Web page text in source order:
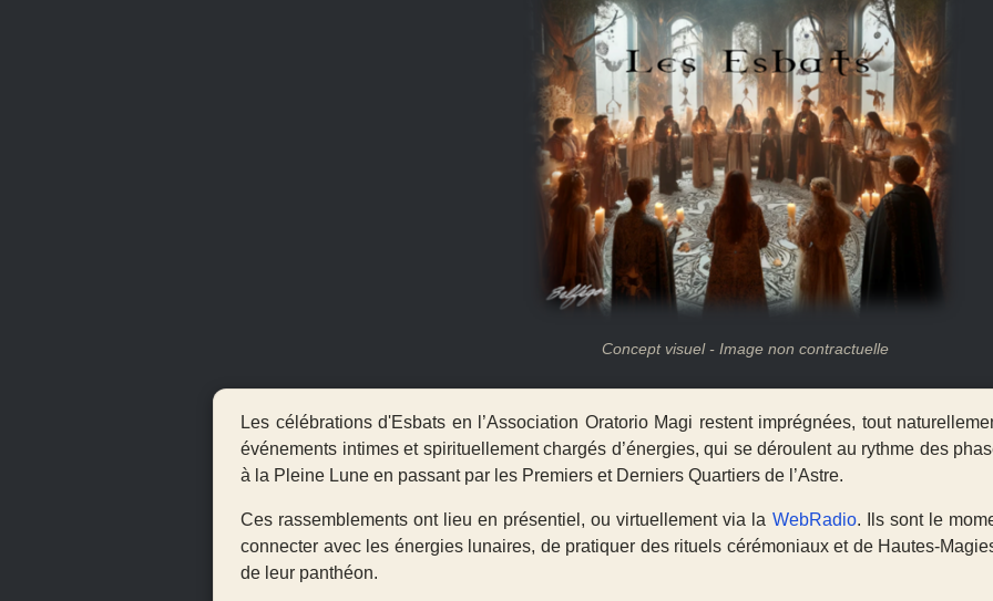
Concept visuel - Image non contractuelle
Les célébrations d'Esbats en l’Association Oratorio Magi restent imprégnées, tout
événements intimes et spirituellement chargés d’énergies, qui se déroulent au rythme des
à la Pleine Lune en passant par les Premiers et Derniers Quartiers de l’Astre.
Ces rassemblements ont lieu en présentiel , ouvirtuellementvia la WebRadio. Ils sont le
connecter avec les énergies lunaires, de pratiquer des rituels cérémoniaux et de Hautes-
de leur panthéon.